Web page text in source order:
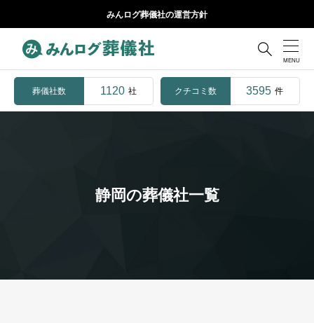
みんログ葬儀社の運営方針

葬儀社数 1120 社 クチコミ数 3595 件
静岡の葬儀社一覧